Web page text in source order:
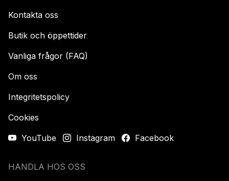
Kontakta oss
Butik och öppettider
Vanliga frågor (FAQ)
Om oss
Integritetspolicy
Cookies
YouTube
Instagram Facebook
HANDLA HOS OSS